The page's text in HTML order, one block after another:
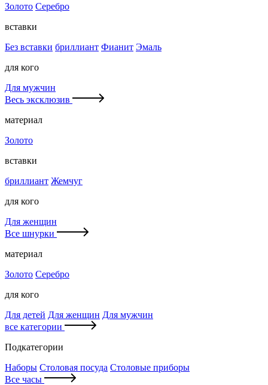
Золото Серебро
вставки
Без вставки бриллиант Фианит Эмаль
для кого
Для мужчин
Весь эксклюзив
материал
Золото
вставки
бриллиант Жемчуг
для кого
Для женщин
Все шнурки
материал
Золото Серебро
для кого
Для детей Для женщин Для мужчин
все категории
Подкатегории
Наборы Столовая посуда Столовые приборы
Все часы